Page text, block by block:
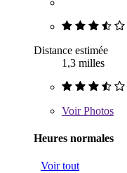
Distance estimée
1,3 milles
VoirPhotos
Heures normales
Voir tout